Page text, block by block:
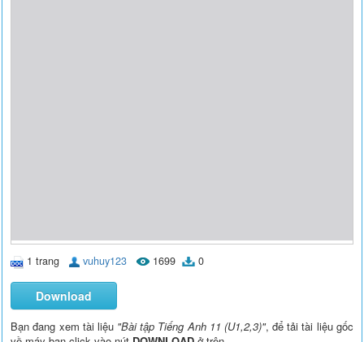
1 trang vuhuy123 1699 0
Download
Bạn đang xem tài liệu "Bài tập Tiếng Anh 11 (U1,2,3)", để tải tài liệu gốc